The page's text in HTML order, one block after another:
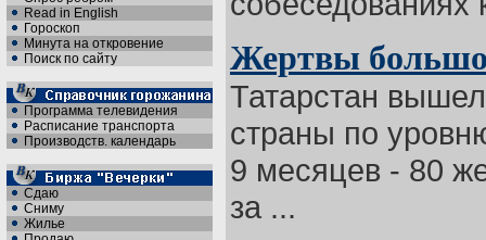
Read in English
Гороскоп
Минута на откровение
Поиск по сайту
Программа телевидения
Расписание транспорта
Производств. календарь
Сдаю
Сниму
Жилье
Жертвы
Татарстан
страны по
9 месяцев - 80
за ...